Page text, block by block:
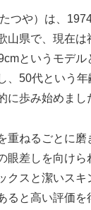
つや）は、
山県で、現在
というモデル
、50代という
に歩み始めまし
重ねるごとに
眼差しを向け
クスと潔いスキ
ると高い評価を